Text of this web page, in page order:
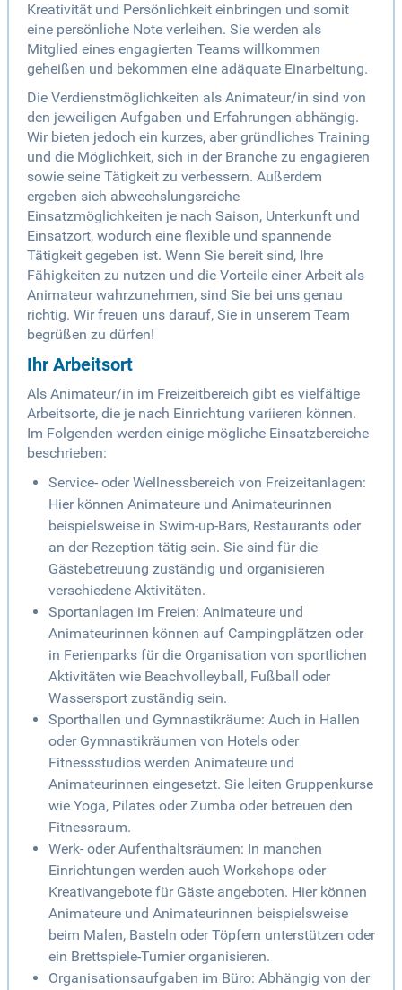
Kreativität und Persönlichkeit einbringen und somit
eine persönliche Note verleihen. Sie werden als
Mitglied eines engagierten Teams willkommen
geheißen und bekommen eine adäquate Einarbeitung.
Die Verdienstmöglichkeiten als Animateur/in sind von
den jeweiligen Aufgaben und Erfahrungen abhängig.
Wir bieten jedoch ein kurzes, aber gründliches Training
und die Möglichkeit, sich in der Branche zu engagieren
sowie seine Tätigkeit zu verbessern. Außerdem
ergeben sich abwechslungsreiche
Einsatzmöglichkeiten je nach Saison, Unterkunft und
Einsatzort, wodurch eine flexible und spannende
Tätigkeit gegeben ist. Wenn Sie bereit sind, Ihre
Fähigkeiten zu nutzen und die Vorteile einer Arbeit als
Animateur wahrzunehmen, sind Sie bei uns genau
richtig. Wir freuen uns darauf, Sie in unserem Team
begrüßen zu dürfen!
Ihr Arbeitsort
Als Animateur/in im Freizeitbereich gibt es vielfältige
Arbeitsorte, die je nach Einrichtung variieren können.
Im Folgenden werden einige mögliche Einsatzbereiche
beschrieben:
Service- oder Wellnessbereich von Freizeitanlagen:
Hier können Animateure und Animateurinnen
beispielsweise in Swim-up-Bars, Restaurants oder
an der Rezeption tätig sein. Sie sind für die
Gästebetreuung zuständig und organisieren
verschiedene Aktivitäten.
Sportanlagen im Freien: Animateure und
Animateurinnen können auf Campingplätzen oder
in Ferienparks für die Organisation von sportlichen
Aktivitäten wie Beachvolleyball, Fußball oder
Wassersport zuständig sein.
Sporthallen und Gymnastikräume: Auch in Hallen
oder Gymnastikräumen von Hotels oder
Fitnessstudios werden Animateure und
Animateurinnen eingesetzt. Sie leiten Gruppenkurse
wie Yoga, Pilates oder Zumba oder betreuen den
Fitnessraum.
Werk- oder Aufenthaltsräumen: In manchen
Einrichtungen werden auch Workshops oder
Kreativangebote für Gäste angeboten. Hier können
Animateure und Animateurinnen beispielsweise
beim Malen, Basteln oder Töpfern unterstützen oder
ein Brettspiele-Turnier organisieren.
Organisationsaufgaben im Büro: Abhängig von der